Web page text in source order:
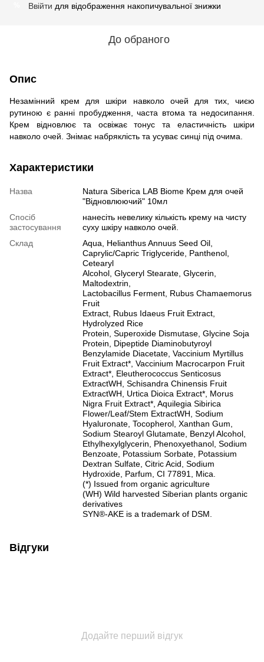
Ввійти для відображення накопичувальної знижки
До обраного
Опис
Незамінний крем для шкіри навколо очей для тих, чиєю
рутиною є ранні пробудження, часта втома та недосипання.
Крем відновлює та освіжає тонус та еластичність шкіри
навколо очей. Знімає набряклість та усуває синці під очима.
Характеристики
Назва
Natura Siberica LAB Biome Крем для очей
"Відновлюючий" 10мл
Спосіб
застосування
нанесіть невелику кількість крему на чисту
суху шкіру навколо очей.
Склад
Aqua, Helianthus Annuus Seed Oil,
Caprylic/Capric Triglyceride, Panthenol,
Cetearyl
Alcohol, Glyceryl Stearate, Glycerin,
Maltodextrin,
Lactobacillus Ferment, Rubus Chamaemorus
Fruit
Extract, Rubus Idaeus Fruit Extract,
Hydrolyzed Rice
Protein, Superoxide Dismutase, Glycine Soja
Protein, Dipeptide Diaminobutyroyl
Benzylamide Diacetate, Vaccinium Myrtillus
Fruit Extract*, Vaccinium Macrocarpon Fruit
Extract*, Eleutherococcus Senticosus
ExtractWH, Schisandra Chinensis Fruit
ExtractWH, Urtica Dioica Extract*, Morus
Nigra Fruit Extract*, Aquilegia Sibirica
Flower/Leaf/Stem ExtractWH, Sodium
Hyaluronate, Tocopherol, Xanthan Gum,
Sodium Stearoyl Glutamate, Benzyl Alcohol,
Ethylhexylglycerin, Phenoxyethanol, Sodium
Benzoate, Potassium Sorbate, Potassium
Dextran Sulfate, Citric Acid, Sodium
Hydroxide, Parfum, CI 77891, Mica.
(*) Issued from organic agriculture
(WH) Wild harvested Siberian plants organic
derivatives
SYN®-AKE is a trademark of DSM.
Відгуки
Додайте перший відгук